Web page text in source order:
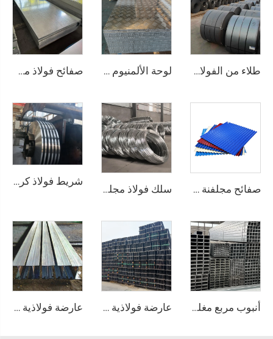
طلاء من الفولاذ الكربوني المطاط الساخن لوحة الألمنيوم المزخرفة صفائح فولاذ مجلفن وفق معيار ASTM
صفائح مجلفنة مموجة، صفحات تسقيف مطلية بالألوان سلك فولاذ مجلفن (سلك GI) وقضيب سلك
شريط فولاذ كربوني عالي الجودة على شكل لفافة
أنبوب مربع مغلفن ملحوم من الصل الفولاذي عارضة فولاذية من الصلب الكربوني A36 عارضة فولاذية مغلفنة من الصلب A36